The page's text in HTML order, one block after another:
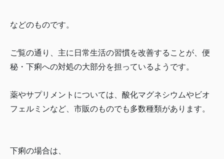
などのものです。
ご覧の通り、主に日常生活の習慣を改善することが、便
秘・下痢への対処の大部分を担っているようです。
薬やサプリメントについては、酸化マグネシウムやビオ
フェルミンなど、市販のものでも多数種類があります。
下痢の場合は、